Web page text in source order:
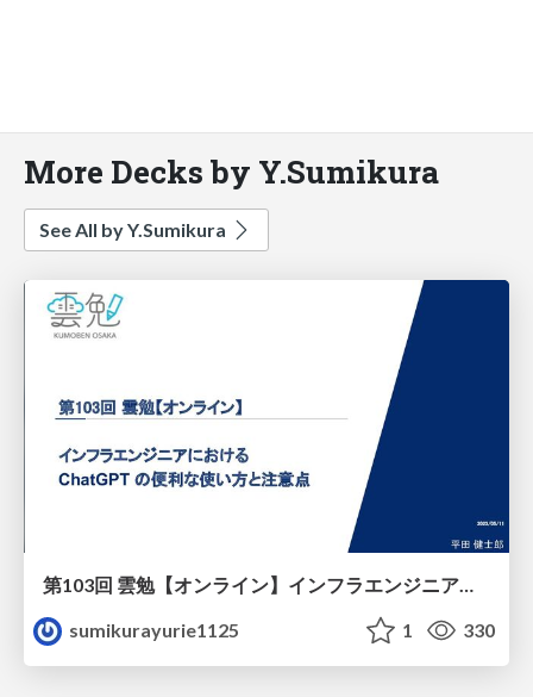
More Decks by Y.Sumikura
See All by Y.Sumikura
第103回 雲勉【オンライン】インフラエンジニアにおける ChatGPT の便利な使い方と注意点
sumikurayurie1125
1 330